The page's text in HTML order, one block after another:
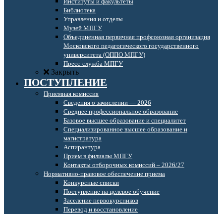
Библиотека
Управления и отделы
Музей МПГУ
Объединенная первичная профсоюзная организация
Московского педагогического государственного
университета (ОППО МПГУ)
Пресс-служба МПГУ
Закрыть
ПОСТУПЛЕНИЕ
Приемная комиссия
Сведения о зачислении — 2026
Среднее профессиональное образование
Базовое высшее образование и специалитет
Специализированное высшее образование и
магистратура
Аспирантура
Прием в филиалы МПГУ
Контакты отборочных комиссий – 2026/27
Нормативно-правовое обеспечение приема
Конкурсные списки
Поступление на целевое обучение
Заселение первокурсников
Перевод и восстановление